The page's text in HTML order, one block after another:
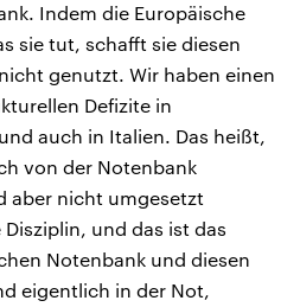
Indem die Europäische
sie tut, schafft sie diesen
genutzt. Wir haben einen
Defizite in
auch in Italien. Das heißt,
von der Notenbank
aber nicht umgesetzt
und das ist das
Notenbank und diesen
eigentlich in der Not,